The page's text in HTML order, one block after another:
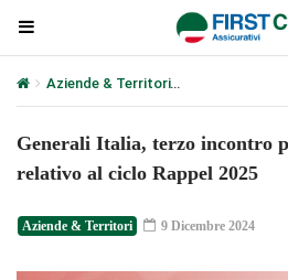
Aziende & Territori
Generali Italia, terzo incontro
relativo al ciclo Rappel 2025
Aziende & Territori 9 Dicembre 2024